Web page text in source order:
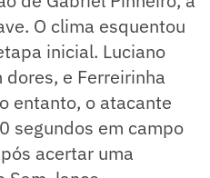
O clima esquentou
inicial. Luciano
e Ferreirinha
entanto, o atacante
segundos em campo
acertar uma